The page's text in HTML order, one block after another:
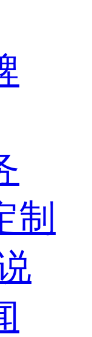
制